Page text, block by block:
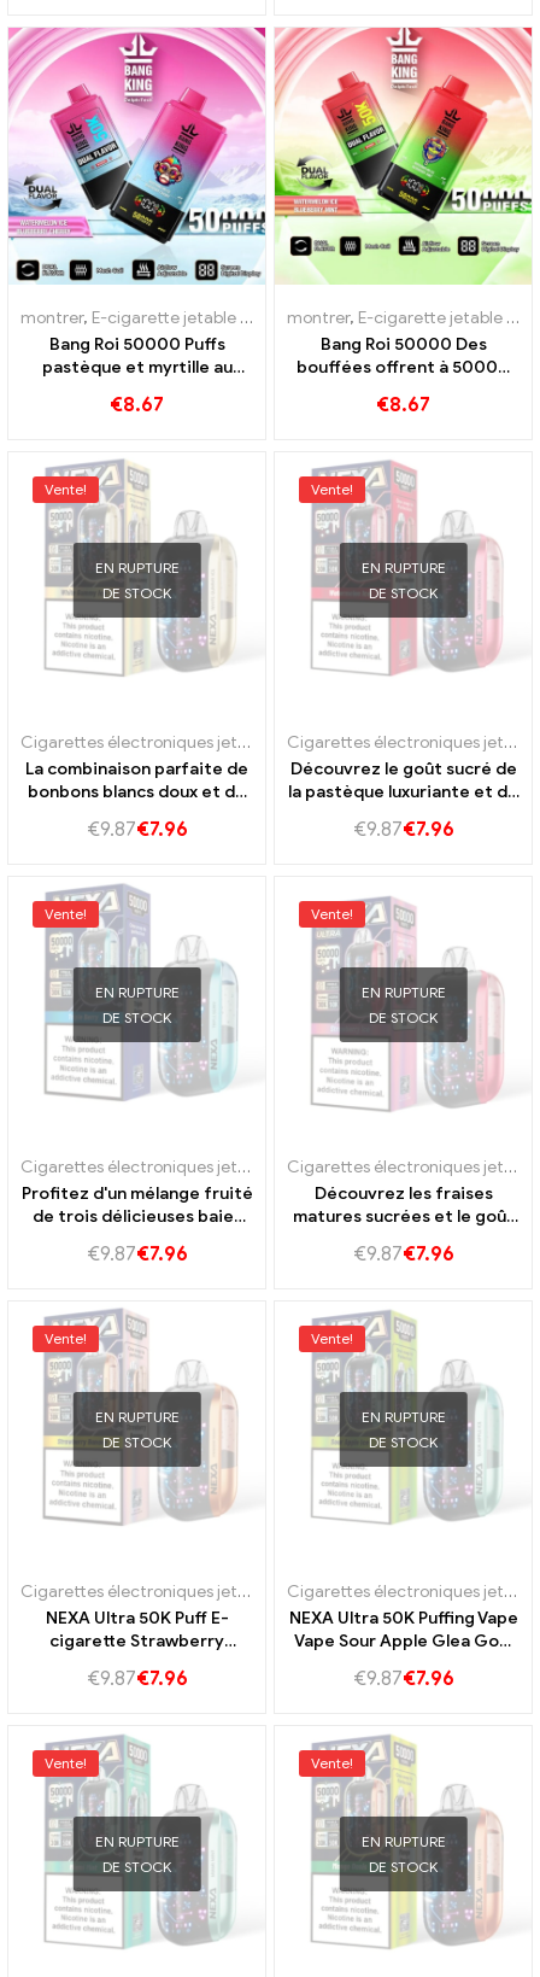
montrer, E-cigarette jetable avec nicotine ,Cigarettes
Bang Roi 50000 Puffs
pastèque et myrtille au
vie
€8.67
montrer, E-cigarette jetable avec nicotine
Bang Roi 50000 Des
bouffées offrent à 50000
la pastèque et de la menthe
€8.67
Vente!
EN RUPTURE
DE STOCK
Cigarettes électroniques jetables Portugal ,E-cigarettes jetables
La combinaison parfaite de
bonbons blancs doux et de
Nexa Ultra 50K
€9.87€7.96
Vente!
EN RUPTURE
DE STOCK
Cigarettes électroniques jetables Portugal
Découvrez le goût sucré de
la pastèque luxuriante et de
dans la vape Nexa Ultra 50K.
€9.87€7.96
Vente!
EN RUPTURE
DE STOCK
Cigarettes électroniques jetables Portugal ,E-cigarettes jetables
Profitez d'un mélange fruité
de trois délicieuses baies
€9.87€7.96
Vente!
EN RUPTURE
DE STOCK
Cigarettes électroniques jetables Portugal
Découvrez les fraises
matures sucrées et le goût
vape Nexa Ultra 50K
€9.87€7.96
Vente!
EN RUPTURE
DE STOCK
Cigarettes électroniques jetables Portugal ,E-cigarettes jetables
NEXA Ultra 50K Puff E-
cigarette Strawberry
Fruid Steam Expérience
€9.87€7.96
Vente!
EN RUPTURE
DE STOCK
Cigarettes électroniques jetables Portugal
NEXA Ultra 50K Puffing Vape
Vape Sour Apple Glea Gott
Connexion Expérience à
€9.87€7.96
Vente!
EN RUPTURE
DE STOCK
Vente!
EN RUPTURE
DE STOCK